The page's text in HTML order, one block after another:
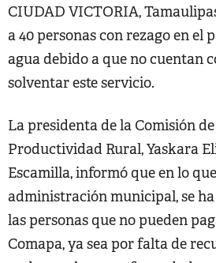
CIUDAD VICTORIA,
a 40 personas con rezago en el
agua debido a que no cuentan
solventar este servicio.
La presidenta de la Comisión
Productividad Rural, Yaskara
Escamilla, informó que en lo
administración municipal, se
las personas que no pueden
Comapa, ya sea por falta de